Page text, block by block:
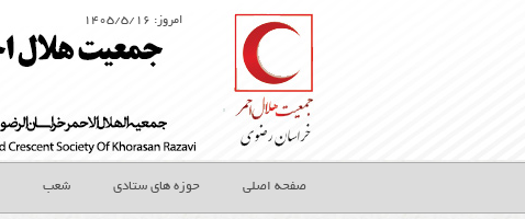
امروز: ۱۴۰۵/۵/۱۶
صفحه اصلی حوزه های ستادی شعب